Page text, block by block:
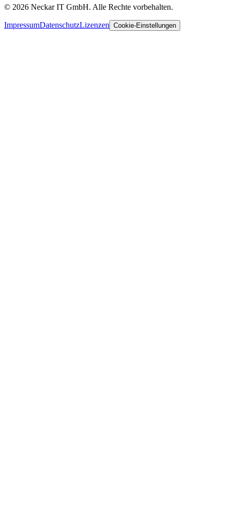
© 2026 Neckar IT GmbH. Alle Rechte vorbehalten.
ImpressumDatenschutzLizenzen Cookie-Einstellungen